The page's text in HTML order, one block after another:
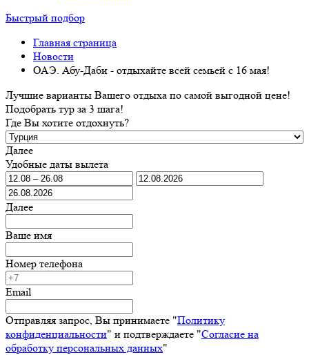
Быстрый подбор
Главная страница
Новости
ОАЭ. Абу-Даби - отдыхайте всей семьей с 16 мая!
Лучшие варианты Вашего отдыха по самой выгодной цене!
Подобрать тур за 3 шага!
Где Вы хотите отдохнуть?
Далее
Удобные даты вылета
Далее
Ваше имя
Номер телефона
Email
Отправляя запрос, Вы принимаете "Политику
конфиденциальности" и подтверждаете "Согласие на
обработку персональных данных"